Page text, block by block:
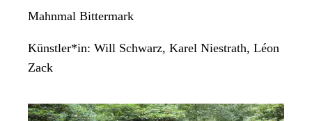
Mahnmal Bittermark
Künstler*in: Will Schwarz, Karel Niestrath, Léon
Zack